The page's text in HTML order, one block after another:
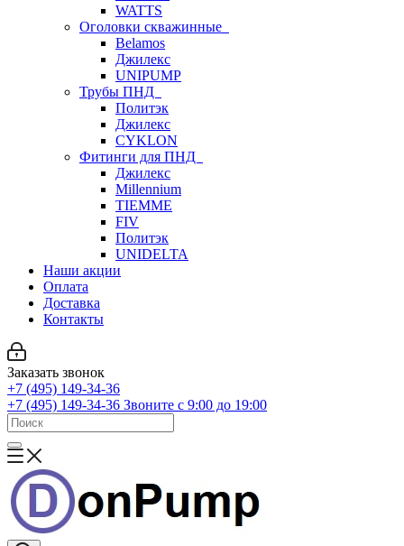
WATTS
Оголовки скважинные
Belamos
Джилекс
UNIPUMP
Трубы ПНД
Политэк
Джилекс
CYKLON
Фитинги для ПНД
Джилекс
Millennium
TIEMME
FIV
Политэк
UNIDELTA
Наши акции
Оплата
Доставка
Контакты
Заказать звонок
+7 (495) 149-34-36
+7 (495) 149-34-36 Звоните с 9:00 до 19:00